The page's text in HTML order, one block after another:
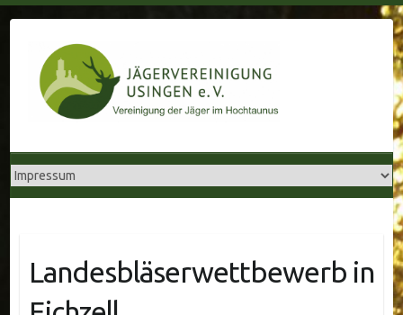
Landesbläserwettbewerb in